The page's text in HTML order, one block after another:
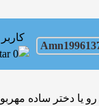
کاربر
یا دختر ساده